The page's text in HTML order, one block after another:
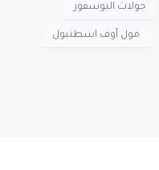
جولات البوسفور
مول أوف اسطنبول